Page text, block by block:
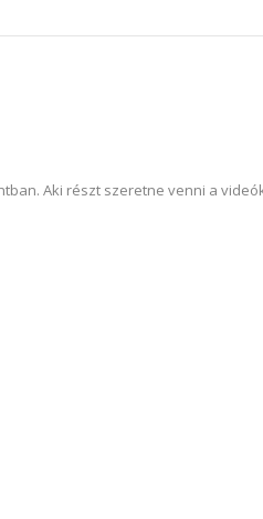
Aki részt szeretne venni a